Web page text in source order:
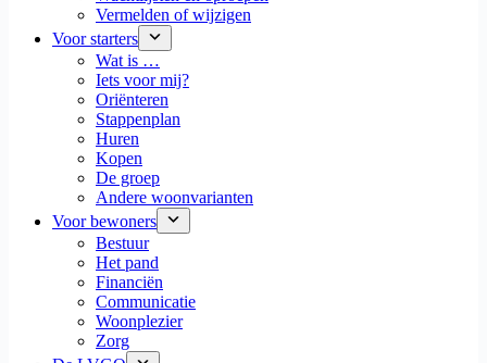
Vermelden of wijzigen
Voor starters
Wat is …
Iets voor mij?
Oriënteren
Stappenplan
Huren
Kopen
De groep
Andere woonvarianten
Voor bewoners
Bestuur
Het pand
Financiën
Communicatie
Woonplezier
Zorg